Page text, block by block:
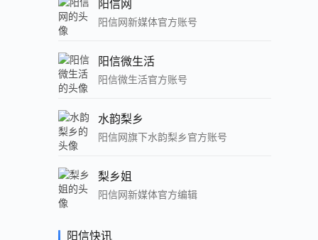
阳信网
阳信网新媒体官方账号
阳信微生活
阳信微生活官方账号
水韵梨乡
阳信网旗下水韵梨乡官方账号
梨乡姐
阳信网新媒体官方编辑
阳信快讯